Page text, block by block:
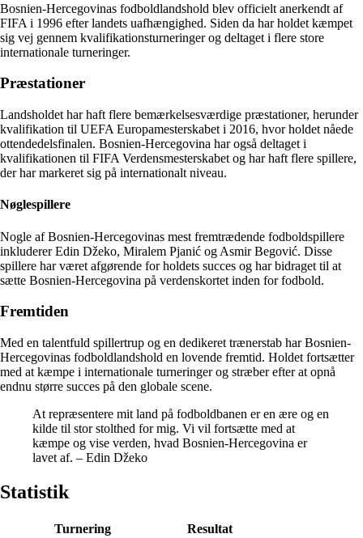
Bosnien-Hercegovinas fodboldlandshold blev officielt anerkendt af
FIFA i 1996 efter landets uafhængighed. Siden da har holdet kæmpet
sig vej gennem kvalifikationsturneringer og deltaget i flere store
internationale turneringer.
Præstationer
Landsholdet har haft flere bemærkelsesværdige præstationer, herunder
kvalifikation til UEFA Europamesterskabet i 2016, hvor holdet nåede
ottendedelsfinalen. Bosnien-Hercegovina har også deltaget i
kvalifikationen til FIFA Verdensmesterskabet og har haft flere spillere,
der har markeret sig på internationalt niveau.
Nøglespillere
Nogle af Bosnien-Hercegovinas mest fremtrædende fodboldspillere
inkluderer Edin Džeko, Miralem Pjanić og Asmir Begović. Disse
spillere har været afgørende for holdets succes og har bidraget til at
sætte Bosnien-Hercegovina på verdenskortet inden for fodbold.
Fremtiden
Med en talentfuld spillertrup og en dedikeret trænerstab har Bosnien-
Hercegovinas fodboldlandshold en lovende fremtid. Holdet fortsætter
med at kæmpe i internationale turneringer og stræber efter at opnå
endnu større succes på den globale scene.
At repræsentere mit land på fodboldbanen er en ære og en
kilde til stor stolthed for mig. Vi vil fortsætte med at
kæmpe og vise verden, hvad Bosnien-Hercegovina er
lavet af. – Edin Džeko
Statistik
Turnering
Resultat